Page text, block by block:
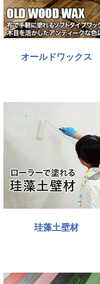
オールドワックス
珪藻土壁材